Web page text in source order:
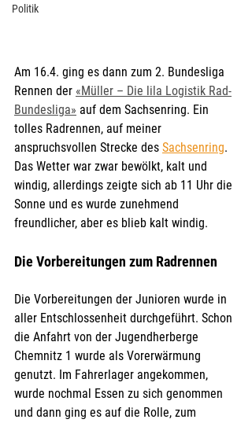
Politik
Am 16.4. ging es dann zum 2. Bundesliga
Rennen der «Müller – Die lila Logistik Rad-
Bundesliga» auf dem Sachsenring. Ein
tolles Radrennen, auf meiner
anspruchsvollen Strecke des Sachsenring.
Das Wetter war zwar bewölkt, kalt und
windig, allerdings zeigte sich ab 11 Uhr die
Sonne und es wurde zunehmend
freundlicher, aber es blieb kalt windig.
Die Vorbereitungen zum Radrennen
Die Vorbereitungen der Junioren wurde in
aller Entschlossenheit durchgeführt. Schon
die Anfahrt von der Jugendherberge
Chemnitz 1 wurde als Vorerwärmung
genutzt. Im Fahrerlager angekommen,
wurde nochmal Essen zu sich genommen
und dann ging es auf die Rolle, zum